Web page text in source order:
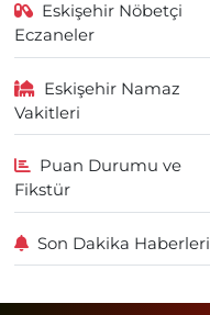
Eskişehir Nöbetçi
Eczaneler
Eskişehir Namaz
Vakitleri
Puan Durumu ve
Fikstür
Son Dakika Haberleri